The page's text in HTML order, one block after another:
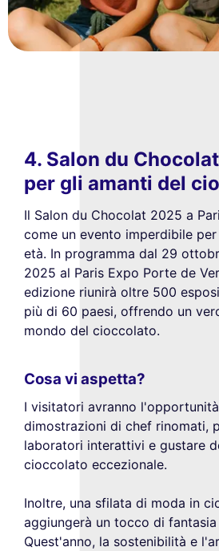
4. Salon du
per gli amanti del
Il Salon du Chocolat 2025 a
come un evento imperdibile
età. In programma dal 29
2025 al Paris Expo Porte de
edizione riunirà oltre 500
più di 60 paesi, offrendo un
mondo del cioccolato.
Cosa vi aspetta?
I visitatori avranno
dimostrazioni di chef rinomati,
laboratori interattivi e gustare
cioccolato eccezionale.
Inoltre, una sfilata di moda in
aggiungerà un tocco di
Quest'anno, la sostenibilità e